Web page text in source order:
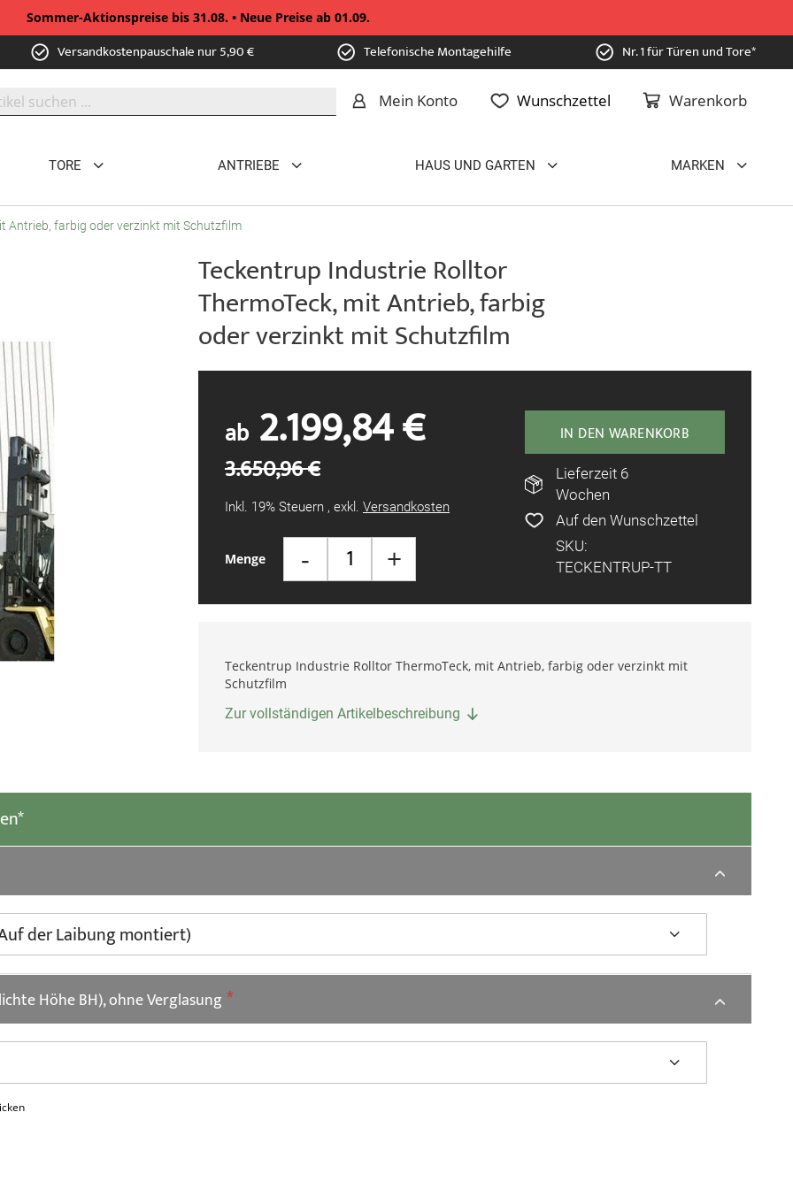
Sommer-Aktionspreise bis 31.08. • Neue Preise ab 01.09.
Versandkostenpauschale nur 5,90 € Telefonische Montagehilfe Nr. 1 für Türen und Tore*
Warenkorb
Mein Konto Wunschzettel
TORE ANTRIEBE HAUS UND GARTEN MARKEN
Antrieb, farbig oder verzinkt mit Schutzfilm
Teckentrup Industrie Rolltor
ThermoTeck, mit Antrieb, farbig
oder verzinkt mit Schutzfilm
Menge - +
ab 2.199,84 €
3.650,96 €
Inkl. 19% Steuern , exkl. Versandkosten
IN DEN WARENKORB
Lieferzeit 6
Wochen
Auf den Wunschzettel
SKU:
TECKENTRUP-TT
Teckentrup Industrie Rolltor ThermoTeck, mit Antrieb, farbig oder verzinkt mit
Schutzfilm
Zur vollständigen Artikelbeschreibung
Höhe BH), ohne Verglasung